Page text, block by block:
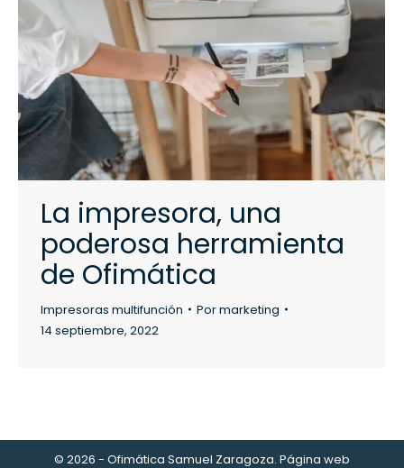
La impresora, una
poderosa herramienta
de Ofimática
Impresoras multifunción Pormarketing
14 septiembre, 2022
© 2026 - Ofimática Samuel Zaragoza. Página web